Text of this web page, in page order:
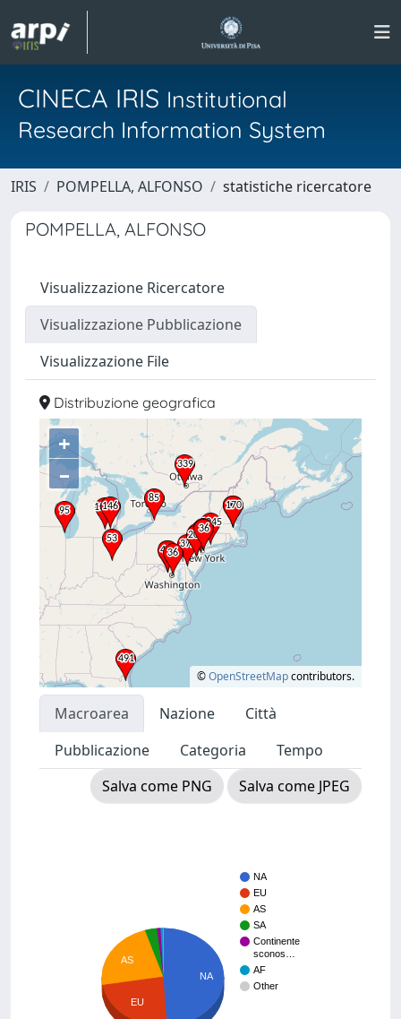
CINECA IRIS Institutional
Research Information System
IRIS POMPELLA, ALFONSO statistiche ricercatore
POMPELLA, ALFONSO
Visualizzazione Ricercatore
Visualizzazione Pubblicazione
Visualizzazione File
Distribuzione geografica
+
–
©OpenStreetMapcontributors.
Macroarea Nazione
Città
Pubblicazione
Categoria
Tempo
Salva come PNG
Salva come JPEG
NA
EU
AS
SA
Continente
sconos…
AF
Other
NA
AS
EU